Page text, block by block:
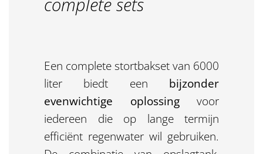
Een complete stortbakset van 6000
liter biedt een bijzonder
evenwichtige oplossingvoor
iedereen die op lange termijn
efficiënt regenwater wil gebruiken.